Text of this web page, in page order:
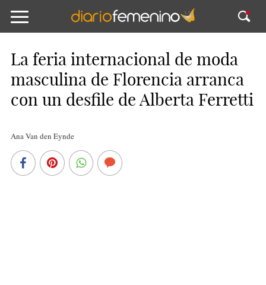
La feria internacional de moda
masculina de Florencia arranca
con un desfile de Alberta Ferretti
Ana Van den Eynde